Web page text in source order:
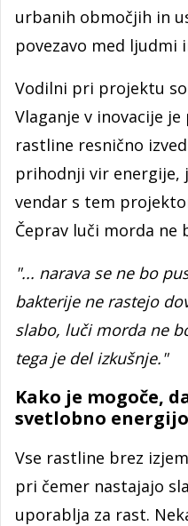
urbanih območjih in
povezavo med ljudmi
Vodilni pri projektu
Vlaganje v inovacije
rastline resnično
prihodnji vir energije,
vendar s tem
Čeprav luči morda ne
"... narava se ne bo
bakterije ne rastejo
slabo, luči morda ne
tega je del izkušnje."
Kako je mogoče,
svetlobno
Vse rastline brez
pri čemer nastajajo
uporablja za rast.